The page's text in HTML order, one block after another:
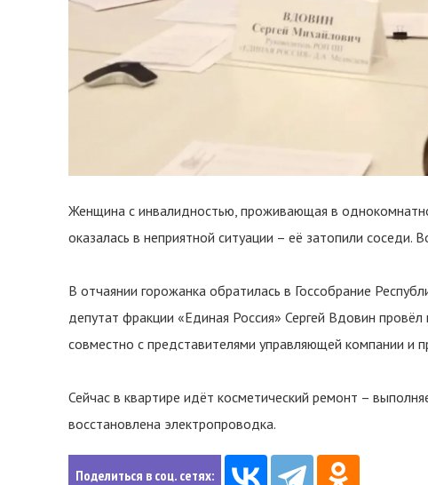
Женщина с инвалидностью, проживающая в
оказалась в неприятной ситуации – её затопили соседи.
В отчаянии горожанка обратилась в Госсобрание
депутат фракции «Единая Россия» Сергей Вдовин
совместно с представителями управляющей компании и
Сейчас в квартире идёт косметический ремонт –
восстановлена электропроводка.
Поделиться в соц. сетях: